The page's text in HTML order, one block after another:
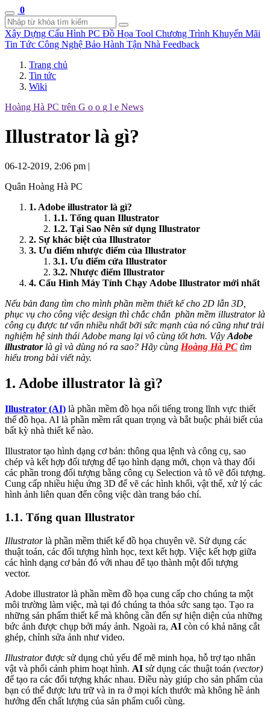
0
Xây Dựng Cấu Hình PC Đồ Họa Tool Chương Trình Khuyến Mãi
Tin Tức Công Nghệ Bảo Hành Tận Nhà Feedback
Trang chủ
Tin tức
Wiki
Hoàng Hà PC trên G o o g l e News
Illustrator là gì?
06-12-2019, 2:06 pm |
Quân Hoàng Hà PC
1. Adobe illustrator là gì?
1.1. Tổng quan Illustrator
1.2. Tại Sao Nên sử dụng Illustrator
2. Sự khác biệt của Illustrator
3. Ưu điểm nhược điểm của Illustrator
3.1. Ưu điểm cửa Illustrator
3.2. Nhược điểm Illustrator
4. Cấu Hình Máy Tính Chạy Adobe Illustrator mới nhất
Nếu bản đang tìm cho mình phần mềm thiết kế cho 2D lẫn 3D,
phục vụ cho công việc design thì chắc chắn phần mềm illustrator là
công cụ được tư vấn nhiều nhất bởi sức mạnh của nó cũng như trải
nghiệm hệ sinh thái Adobe mang lại vô cùng tốt hơn. Vậy Adobe
illustratorlà gì và dùng nó ra sao? Hãy cùng Hoàng Hà PC tìm
hiểu trong bài viết này.
1. Adobe illustrator là gì?
Illustrator (AI) là phần mềm đồ họa nổi tiếng trong lĩnh vực thiết
thế đồ họa. AI là phần mềm rất quan trọng và bắt buộc phải biết của
bất kỳ nhà thiết kế nào.
Illustrator tạo hình dạng cơ bản: thông qua lệnh và công cụ, sao
chép và kết hợp đối tượng để tạo hình dạng mới, chọn và thay đổi
các phần trong đối tượng bằng công cụ Selection và tô vẽ đối tượng.
Cung cấp nhiều hiệu ứng 3D để vẽ các hình khối, vật thể, xử lý các
hình ảnh liên quan đến công việc dàn trang báo chí.
1.1. Tổng quan Illustrator
Illustratorlà phần mềm thiết kế đồ họa chuyên vẽ. Sử dụng các
thuật toán, các đối tượng hình học, text kết hợp. Việc kết hợp giữa
các hình dạng cơ bản đó với nhau để tạo thành một đối tượng
vector.
Adobe illustrator là phần mềm đồ họa cung cấp cho chúng ta một
môi trường làm việc, mà tại đó chúng ta thỏa sức sang tạo. Tạo ra
những sản phẩm thiết kế mà không cần đến sự hiện diện của những
bức ảnh được chụp bởi máy ảnh. Ngoài ra, AI còn có khả năng cắt
ghép, chỉnh sửa ảnh như video.
Illustratorđược sử dụng chủ yếu để mẽ minh họa, hỗ trợ tạo nhân
vật và phối cảnh phim hoạt hình. AI sử dụng các thuật toán (vector)
để tạo ra các đối tượng khác nhau. Điều này giúp cho sản phẩm của
bạn có thể được lưu trữ và in ra ở mọi kích thước mà không hề ảnh
hưởng đến chất lượng của sản phẩm cuối cùng.